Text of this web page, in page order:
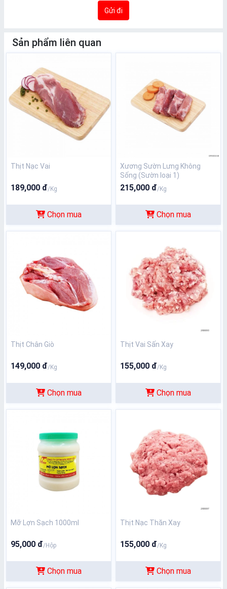
Gửi đi
Sản phẩm liên quan
Thịt Nạc Vai
189,000 đ/Kg
Chọn mua
Xương Sườn Lưng Không
Sống (Sườn loại 1)
215,000 đ/Kg
Chọn mua
Thịt Chân Giò
149,000 đ/Kg
Chọn mua
Thịt Vai Sấn Xay
155,000 đ/Kg
Chọn mua
Mỡ Lợn Sạch 1000ml
95,000 đ/Hộp
Chọn mua
Thịt Nạc Thăn Xay
155,000 đ/Kg
Chọn mua